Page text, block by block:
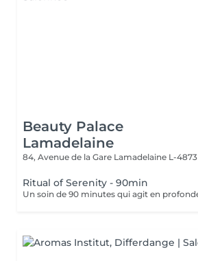
Beauty Palace
Lamadelaine
84, Avenue de la Gare Lamadelaine L-4873
Ritual of Serenity - 90min